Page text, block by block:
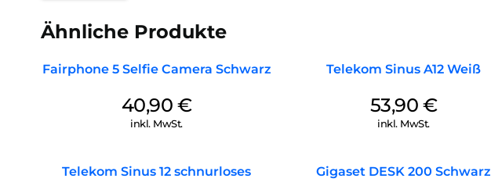
Ähnliche Produkte
Fairphone 5 Selfie Camera Schwarz
40,90 €
inkl. MwSt.
Telekom Sinus A12 Weiß
53,90 €
inkl. MwSt.
Telekom Sinus 12 schnurloses
Gigaset DESK 200 Schwarz